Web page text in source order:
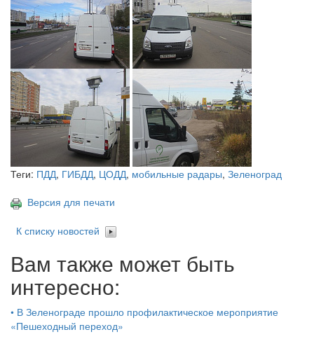
Теги: ПДД, ГИБДД, ЦОДД, мобильные радары, Зеленоград
Версия для печати
К списку новостей
Вам также может быть
интересно:
• В Зеленограде прошло профилактическое мероприятие
«Пешеходный переход»